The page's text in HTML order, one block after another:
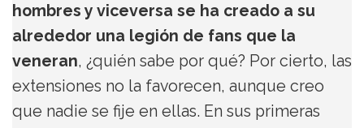
hombres y viceversa se ha creado a su
alrededor una legión de fans que la
veneran, ¿quién sabe por qué? Por cierto, las
extensiones no la favorecen, aunque creo
que nadie se fije en ellas. En sus primeras